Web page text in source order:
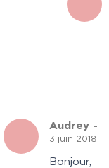
Audrey –
3 juin 2018
Bonjour,